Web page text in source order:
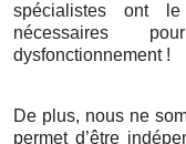
spécialistes ont
nécessaires
dysfonctionnement !
De plus, nous ne
permet d’être